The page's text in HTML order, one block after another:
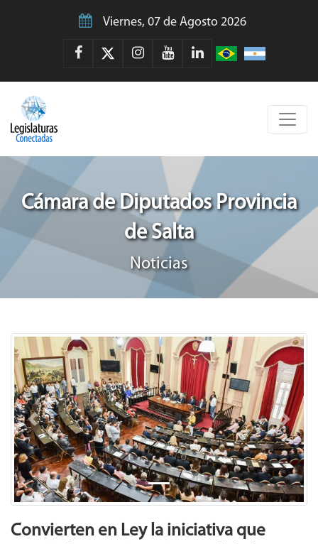
Viernes, 07 de Agosto 2026
Cámara de Diputados Provincia
de Salta
Noticias
Previous Next
Convierten en Ley la iniciativa que